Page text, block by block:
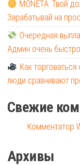
MONETA: Твой
Зарабатывай на
Очередная
Админ очень
Как
люди сравнивают
Свежие
Комментатор
Архивы